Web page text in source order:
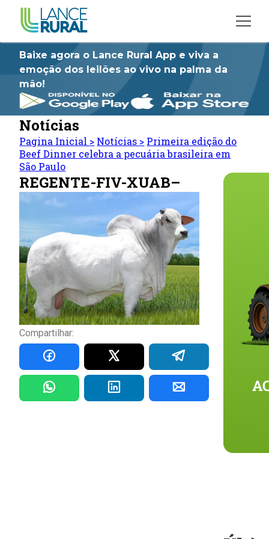
Baixe agora o Lance Rural App e viva a
emoção dos leilões ao vivo na palma da
mão!
Notícias
Pagina Inicial > Notícias > Primeira edição do
Beef Dinner celebra a pecuária brasileira em
São Paulo
REGENTE-FIV-XUAB–
Compartilhar: